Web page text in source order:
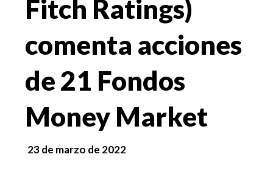
Fitch Ratings)
comenta acciones
de 21 Fondos
Money Market
23 de marzo de 2022